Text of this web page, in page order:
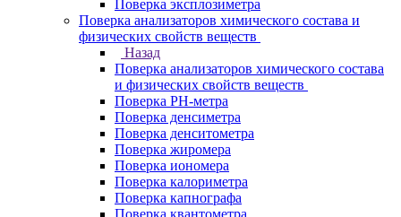
Поверка эксплозиметра
Поверка анализаторов химического состава и
физических свойств веществ
Назад
Поверка анализаторов химического состава
и физических свойств веществ
Поверка PH-метра
Поверка денсиметра
Поверка денситометра
Поверка жиромера
Поверка иономера
Поверка калориметра
Поверка капнографа
Поверка квантометра